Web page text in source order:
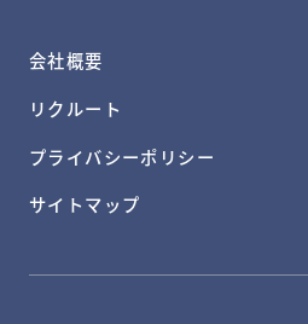
会社概要
リクルート
プライバシーポリシー
サイトマップ